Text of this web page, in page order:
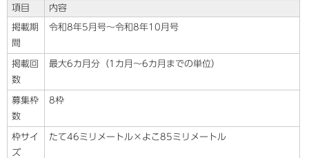
項目 内容
掲載期
間
令和8年5月号～令和8年10月号
掲載回
数
最大6カ月分（1カ月～6カ月までの単位）
募集枠
数
8枠
枠サイ
ズ
たて46ミリメートル×よこ85ミリメートル